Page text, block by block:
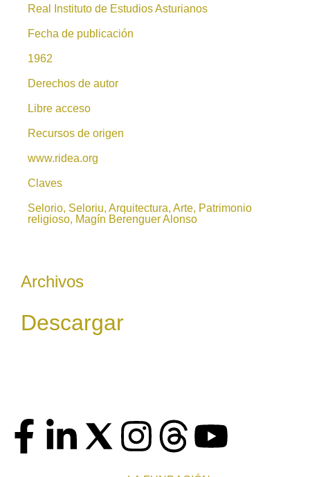
Real Instituto de Estudios Asturianos
Fecha de publicación
1962
Derechos de autor
Libre acceso
Recursos de origen
www.ridea.org
Claves
Selorio, Seloriu, Arquitectura, Arte, Patrimonio
religioso, Magín Berenguer Alonso
Archivos
Descargar